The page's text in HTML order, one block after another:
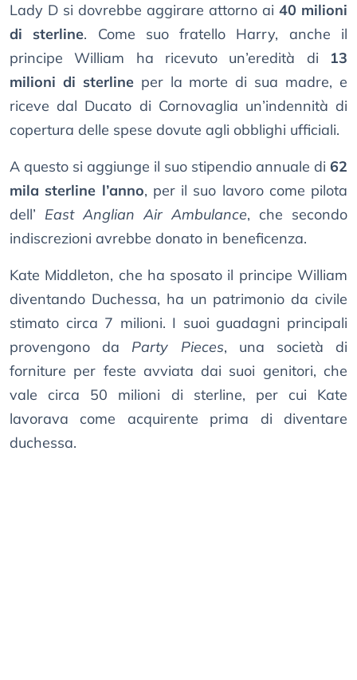
Lady D si dovrebbe aggirare attorno ai 40 milioni
di sterline. Come suo fratello Harry, anche il
principe William ha ricevuto un’eredità di 13
milioni di sterlineper la morte di sua madre, e
riceve dal Ducato di Cornovaglia un’indennità di
copertura delle spese dovute agli obblighi ufficiali.
A questo si aggiunge il suo stipendio annuale di 62
mila sterline l’anno, per il suo lavoro come pilota
dell’ East Anglian Air Ambulance, che secondo
indiscrezioni avrebbe donato in beneficenza.
Kate Middleton, che ha sposato il principe William
diventando Duchessa, ha un patrimonio da civile
stimato circa 7 milioni. I suoi guadagni principali
provengono da Party Pieces, una società di
forniture per feste avviata dai suoi genitori, che
vale circa 50 milioni di sterline, per cui Kate
lavorava come acquirente prima di diventare
duchessa.